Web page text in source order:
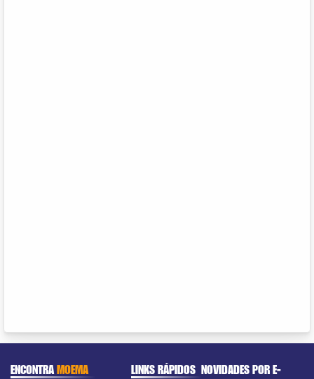
ENCONTRAMOEMA LINKS RÁPIDOS NOVIDADES POR E-